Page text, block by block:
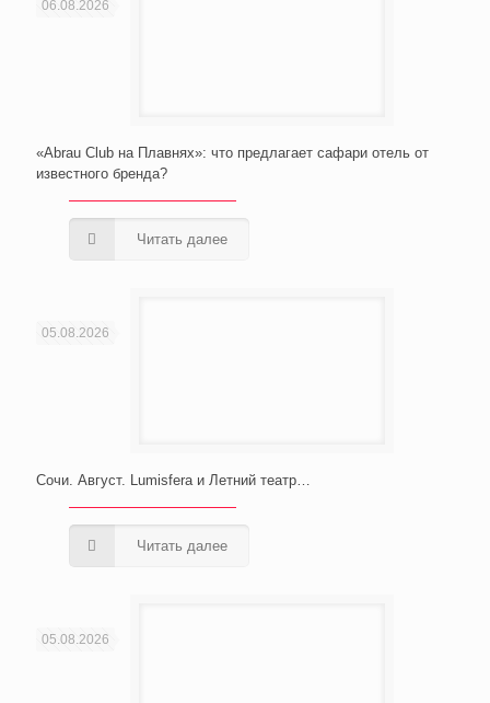
06.08.2026
«Abrau Club на Плавнях»: что предлагает сафари отель от
известного бренда?
Читать далее
05.08.2026
Сочи. Август. Lumisfera и Летний театр…
Читать далее
05.08.2026